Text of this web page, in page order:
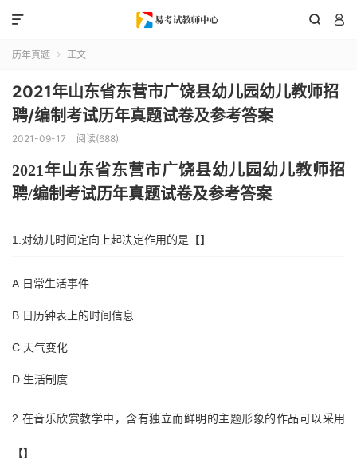
 

历年真题  正文
2021年山东省东营市广饶县幼儿园幼儿教师招
聘/编制考试历年真题试卷及参考答案
2021-09-17 阅读(688)
2021 年山东省东营市广饶县幼儿园幼儿教师招
聘/编制考试历年真题试卷及参考答案
1.对幼儿时间定向上起决定作用的是【】
A.日常生活事件
B.日历钟表上的时间信息
C.天气变化
D.生活制度
2.在音乐欣赏教学中，含有独立而鲜明的主题形象的作品可以采用
【】